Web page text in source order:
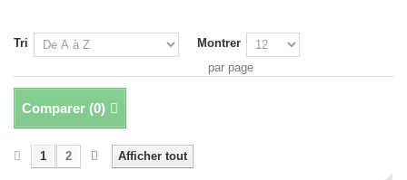
Tri
Montrer
par page
Comparer (0)
Afficher tout
1 2